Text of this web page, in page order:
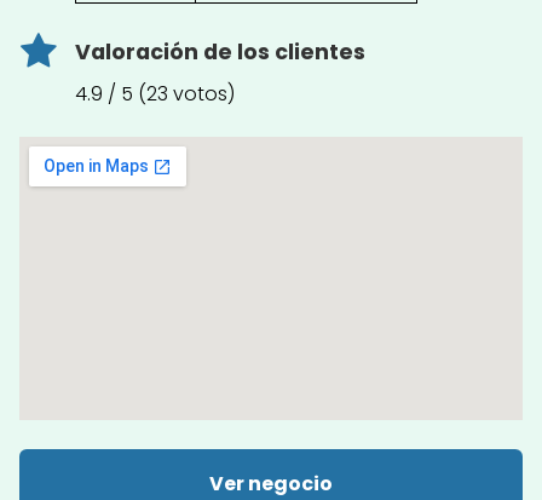
Valoración de los clientes
4.9 / 5 (23 votos)
Ver negocio